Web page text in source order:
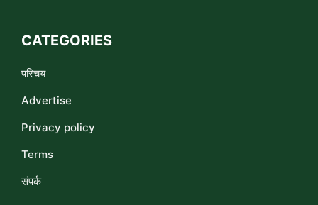
CATEGORIES
परिचय
Advertise
Privacy policy
Terms
संपर्क